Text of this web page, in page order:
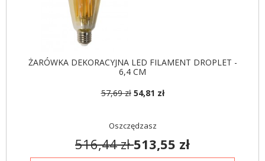
LAMPA WISZĄCA ICE
SZKLANA CHROM I
546,47 zł
-16%
ŻARÓWKA DEKORACYJNA LED FILAMENT DROPLET -
6,4 CM
57,69 zł 54,81 zł
Oszczędzasz
516,44 zł513,55 zł